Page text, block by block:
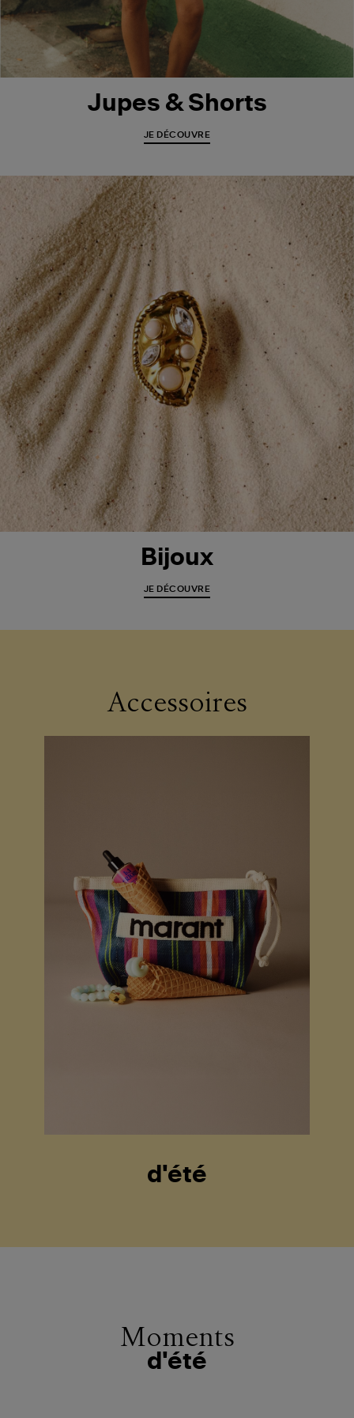
Jupes & Shorts
JE DÉCOUVRE
Bijoux
JE DÉCOUVRE
Accessoires
d'été
Moments
d'été